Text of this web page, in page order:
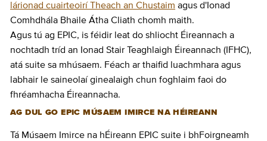
lárionad cuairteoirí Theach an Chustaim agus d'Ionad
Comhdhála Bhaile Átha Cliath chomh maith.
Agus tú ag EPIC, is féidir leat do shliocht Éireannach a
nochtadh tríd an Ionad Stair Teaghlaigh Éireannach (IFHC),
atá suite sa mhúsaem. Féach ar thaifid luachmhara agus
labhair le saineolaí ginealaigh chun foghlaim faoi do
fhréamhacha Éireannacha.
AG DUL GO EPIC MÚSAEM IMIRCE NA HÉIREANN
Tá Músaem Imirce na hÉireann EPIC suite i bhFoirgneamh